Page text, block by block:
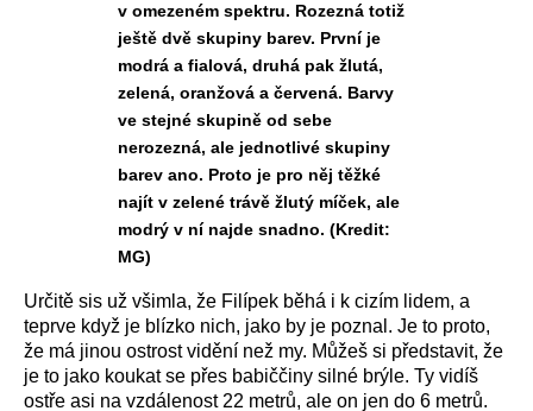
v omezeném spektru. Rozezná totiž
ještě dvě skupiny barev. První je
modrá a fialová, druhá pak žlutá,
zelená, oranžová a červená. Barvy
ve stejné skupině od sebe
nerozezná, ale jednotlivé skupiny
barev ano. Proto je pro něj těžké
najít v zelené trávě žlutý míček, ale
modrý v ní najde snadno. (Kredit:
MG)
Určitě sis už všimla, že Filípek běhá i k cizím lidem, a
teprve když je blízko nich, jako by je poznal. Je to proto,
že má jinou ostrost vidění než my. Můžeš si představit, že
je to jako koukat se přes babiččiny silné brýle. Ty vidíš
ostře asi na vzdálenost 22 metrů, ale on jen do 6 metrů.